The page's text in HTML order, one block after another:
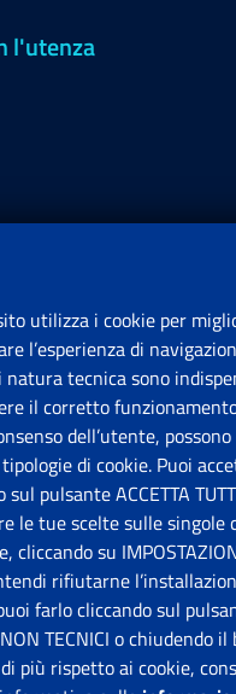
l'utenza
Sede Legale : Via Ciro il
utilizza i cookie per
l’esperienza di
natura tecnica sono
il corretto
dell’utente,
di cookie. Puoi
sul pulsante ACCETTA
le tue scelte sulle singole
cliccando su
rifiutarne
farlo cliccando sul
TECNICI o chiudendo
più rispetto ai cookie,